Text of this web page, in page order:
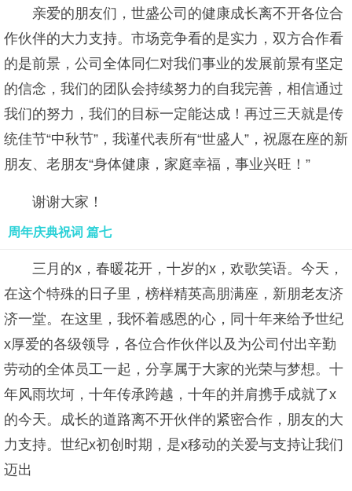
亲爱的朋友们，世盛公司的健康成长离不开各位合
作伙伴的大力支持。市场竞争看的是实力，双方合作看
的是前景，公司全体同仁对我们事业的发展前景有坚定
的信念，我们的团队会持续努力的自我完善，相信通过
我们的努力，我们的目标一定能达成！再过三天就是传
统佳节“中秋节”，我谨代表所有“世盛人”，祝愿在座的新
朋友、老朋友“身体健康，家庭幸福，事业兴旺！”
谢谢大家！
周年庆典祝词 篇七
三月的x，春暖花开，十岁的x，欢歌笑语。今天，
在这个特殊的日子里，榜样精英高朋满座，新朋老友济
济一堂。在这里，我怀着感恩的心，同十年来给予世纪
x厚爱的各级领导，各位合作伙伴以及为公司付出辛勤
劳动的全体员工一起，分享属于大家的光荣与梦想。十
年风雨坎坷，十年传承跨越，十年的并肩携手成就了x
的今天。成长的道路离不开伙伴的紧密合作，朋友的大
力支持。世纪x初创时期，是x移动的关爱与支持让我们
迈出